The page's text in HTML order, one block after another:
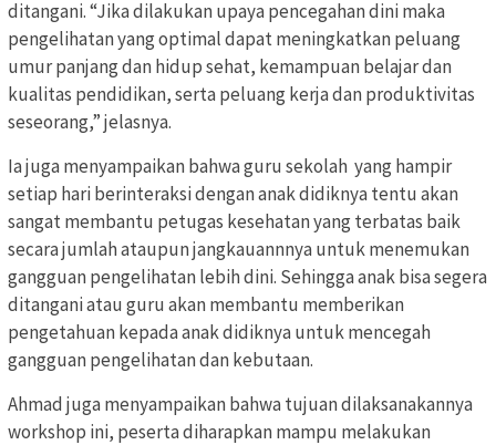
ditangani. “Jika dilakukan upaya pencegahan dini maka
pengelihatan yang optimal dapat meningkatkan peluang
umur panjang dan hidup sehat, kemampuan belajar dan
kualitas pendidikan, serta peluang kerja dan produktivitas
seseorang,” jelasnya.
Ia juga menyampaikan bahwa guru sekolah yang hampir
setiap hari berinteraksi dengan anak didiknya tentu akan
sangat membantu petugas kesehatan yang terbatas baik
secara jumlah ataupun jangkauannnya untuk menemukan
gangguan pengelihatan lebih dini. Sehingga anak bisa segera
ditangani atau guru akan membantu memberikan
pengetahuan kepada anak didiknya untuk mencegah
gangguan pengelihatan dan kebutaan.
Ahmad juga menyampaikan bahwa tujuan dilaksanakannya
workshop ini, peserta diharapkan mampu melakukan